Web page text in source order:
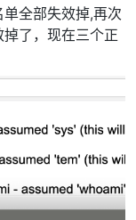
全部失效掉,再次
了，现在三个正